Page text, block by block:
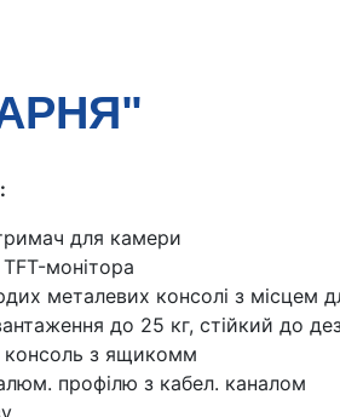
для камери
монітора
металевих консолі з місцем
до 25 кг, стійкий до
з ящикомм
профілю з кабел. каналом